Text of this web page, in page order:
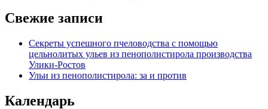
Свежие записи
Секреты успешного пчеловодства с помощью
цельнолитых ульев из пенополистирола производства
Улики-Ростов
Ульи из пенополистирола: за и против
Календарь